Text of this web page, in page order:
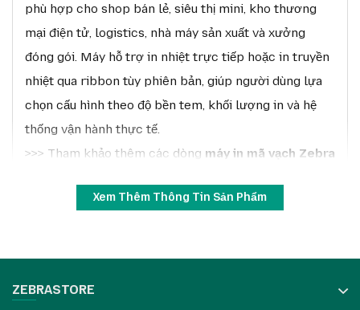
phù hợp cho shop bán lẻ, siêu thị mini, kho thương
mại điện tử, logistics, nhà máy sản xuất và xưởng
đóng gói. Máy hỗ trợ in nhiệt trực tiếp hoặc in truyền
nhiệt qua ribbon tùy phiên bản, giúp người dùng lựa
chọn cấu hình theo độ bền tem, khối lượng in và hệ
thống vận hành thực tế.
>>> Tham khảo thêm các dòng máy in mã vạch Zebra
Xem Thêm Thông Tin Sản Phẩm
ZEBRASTORE